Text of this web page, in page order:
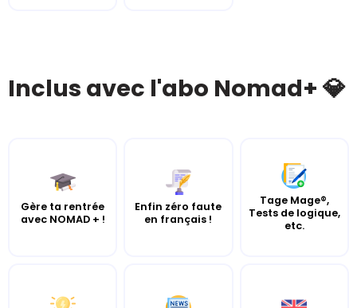
Inclus avec l'abo Nomad+ 💎
Gère ta rentrée
avec NOMAD + !
Enfin zéro faute
en français !
Tage Mage®,
Tests de logique,
etc.